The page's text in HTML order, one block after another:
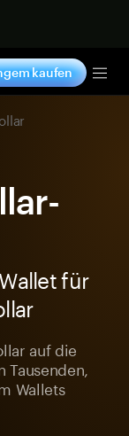
kaufen
für
auf die
Wallets